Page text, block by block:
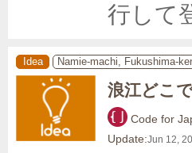
行して
Idea Namie-machi, Fukushima-
浪江どこ
Code for
Update:Jun 12,